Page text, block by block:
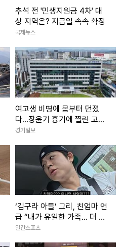
추석 전 '민생지원금 4차' 대
상 지역은? 지급일 속속 확정
국제뉴스
여고생 비명에 몸부터 던졌
다…장윤기 흉기에 찔린 고교
생 ‘의상자’ 인정
경기일보
‘김구라 아들’ 그리, 친엄마 언
급 “내가 유일한 가족… 더 챙
기려고”
일간스포츠